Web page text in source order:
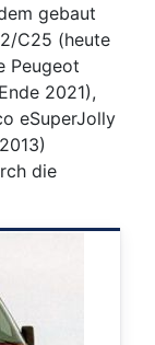
gebaut
C25 (heute
Peugeot
2021),
eSuperJolly
die